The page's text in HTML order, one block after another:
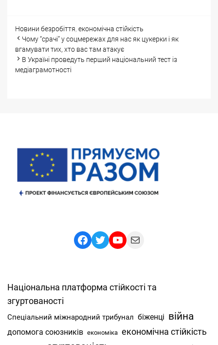
Categories
Новини Tags
безробіття, економічна стійкість
Post
navigation
Чому “срачі” у соцмережах для нас як цукерки і як
вгамувати тих, хто вас там атакує
В Україні проведуть перший національний тест із
медіаграмотності
Facebook
TwitterYouTube
Mail
Національна платформа стійкості та
згуртованості
Спеціальний міжнародний трибунал біженці війна
допомога союзників економіка економічна стійкість